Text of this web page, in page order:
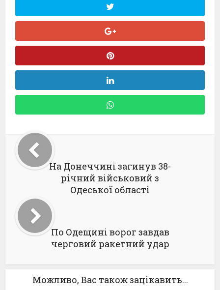
На Донеччині загинув 38-
річний військовий з
Одеської області
По Одещині ворог завдав
черговий ракетний удар
Можливо, Вас також зацікавить...